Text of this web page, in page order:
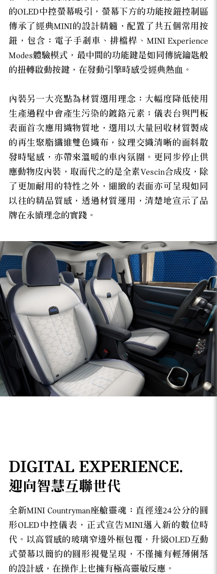
的OLED中控螢幕吸引，螢幕下方的功能按鈕控制區
傳承了經典MINI的設計精髓，配置了共五個常用按
鈕，包含：電子手剎車、排檔桿、MINI Experience
Modes體驗模式，最中間的功能鍵是如同傳統鑰匙般
的扭轉啟動按鍵，在發動引擎時感受經典熱血。
內裝另一大亮點為材質選用理念：大幅度降低使用
生產過程中會產生污染的鍍鉻元素；儀表台與門板
表面首次應用織物質地，選用以大量回收材質製成
的再生聚脂纖維雙色織布，紋理交織清晰的面料散
發時髦感，亦帶來溫暖的車內氛圍。更同步停止供
應動物皮內裝，取而代之的是全素Vescin合成皮，除
了更加耐用的特性之外，細緻的表面亦可呈現如同
以往的精品質感，透過材質運用，清楚地宣示了品
牌在永續理念的實踐。
DIGITAL EXPERIENCE.
迎向智慧互聯世代
全新MINI Countryman座艙靈魂：直徑達24公分的圓
形OLED中控儀表，正式宣告MINI邁入新的數位時
代。以高質感的玻璃窄邊外框包覆，升級OLED互動
式螢幕以簡約的圓形視覺呈現，不僅擁有輕薄俐落
的設計感，在操作上也擁有極高靈敏反應。